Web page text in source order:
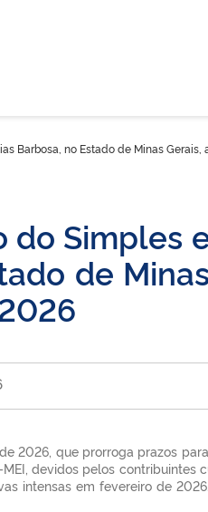
Barbosa, no Estado de Minas
Simples
de
2026, que prorroga prazos
devidos pelos contribuintes
intensas em fevereiro de